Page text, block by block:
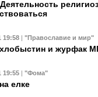
19:58 | "Православие и мир"
и журфак
19:55 | "Фома"
елке